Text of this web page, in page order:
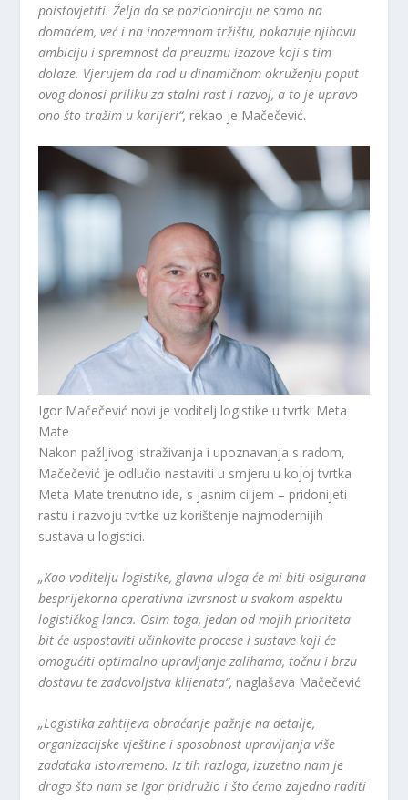
poistovjetiti. Želja da se pozicioniraju ne samo na
domaćem, već i na inozemnom tržištu, pokazuje njihovu
ambiciju i spremnost da preuzmu izazove koji s tim
dolaze. Vjerujem da rad u dinamičnom okruženju poput
ovog donosi priliku za stalni rast i razvoj, a to je upravo
ono što tražim u karijeri“, rekao je Mačečević.
Igor Mačečević novi je voditelj logistike u tvrtki Meta
Mate
Nakon pažljivog istraživanja i upoznavanja s radom,
Mačečević je odlučio nastaviti u smjeru u kojoj tvrtka
Meta Mate trenutno ide, s jasnim ciljem – pridonijeti
rastu i razvoju tvrtke uz korištenje najmodernijih
sustava u logistici.
„Kao voditelju logistike, glavna uloga će mi biti osigurana
besprijekorna operativna izvrsnost u svakom aspektu
logističkog lanca. Osim toga, jedan od mojih prioriteta
bit će uspostaviti učinkovite procese i sustave koji će
omogućiti optimalno upravljanje zalihama, točnu i brzu
dostavu te zadovoljstva klijenata“, naglašava Mačečević.
„Logistika zahtijeva obraćanje pažnje na detalje,
organizacijske vještine i sposobnost upravljanja više
zadataka istovremeno. Iz tih razloga, izuzetno nam je
drago što nam se Igor pridružio i što ćemo zajedno raditi